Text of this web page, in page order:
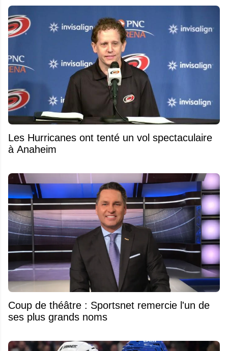
Les Hurricanes ont tenté un vol spectaculaire
à Anaheim
Coup de théâtre : Sportsnet remercie l'un de
ses plus grands noms